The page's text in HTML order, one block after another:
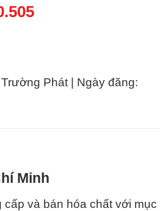
Phát | Ngày đăng:
Minh
và bán hóa chất với mục